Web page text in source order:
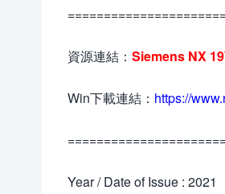
資源連結： Siemens NX
Win下載連結： https://
Year / Date of Issue : 2021